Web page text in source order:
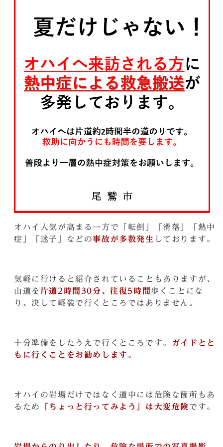
オハイ人気が高まる一方で「転倒」「滑落」「熱中
症」「迷子」などの事故が多数発生 しております。
気軽に行けると紹介されていることもありますが、
山道を 片道2時間30分、往復5時間歩くことにな
り、決して軽装で行くところではありません。
十分準備をしたうえで行くところです。
ガイドとと
もに行くことをお勧めします。
オハイの岩場だけではなく道中には危険な箇所もあ
るため
「ちょっと行ってみよう」は大変危険です。